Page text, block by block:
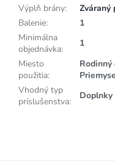
Výplň brány:
Zváraný
Balenie:
1
Minimálna
objednávka:
1
Miesto
použitia:
Rodinný
Vhodný typ
príslušenstva:
Doplnky